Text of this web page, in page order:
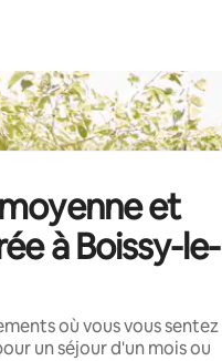
et
à Boissy-le-
où vous vous sentez
un séjour d'un mois ou